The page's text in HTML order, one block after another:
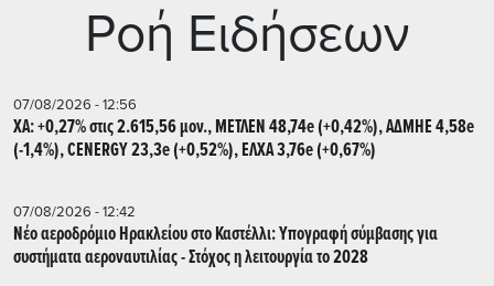
Ρoή Ειδήσεων
07/08/2026 - 12:56
ΧΑ: +0,27% στις 2.615,56 μον., ΜΕΤΛΕΝ 48,74e (+0,42%), ΑΔΜΗΕ 4,58e
(-1,4%), CENERGY 23,3e (+0,52%), ΕΛΧΑ 3,76e (+0,67%)
07/08/2026 - 12:42
Νέο αεροδρόμιο Ηρακλείου στο Καστέλλι: Υπογραφή σύμβασης για
συστήματα αεροναυτιλίας - Στόχος η λειτουργία το 2028